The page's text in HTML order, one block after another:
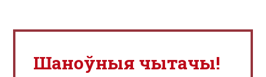
Шаноўныя чытачы!